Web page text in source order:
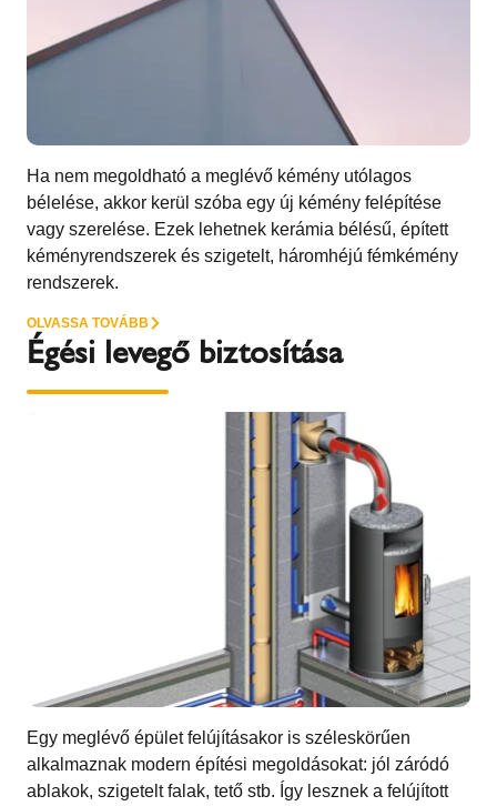
Ha nem megoldható a meglévő kémény utólagos
bélelése, akkor kerül szóba egy új kémény felépítése
vagy szerelése. Ezek lehetnek kerámia bélésű, épített
kéményrendszerek és szigetelt, háromhéjú fémkémény
rendszerek.
OLVASSA TOVÁBB
Égési levegő biztosítása
Egy meglévő épület felújításakor is széleskörűen
alkalmaznak modern építési megoldásokat: jól záródó
ablakok, szigetelt falak, tető stb. Így lesznek a felújított